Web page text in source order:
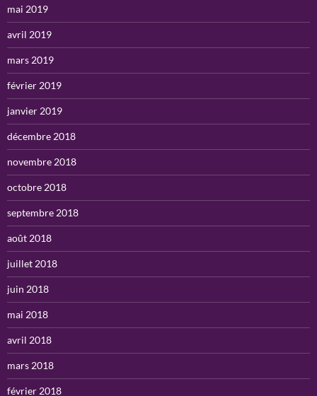
mai 2019
avril 2019
mars 2019
février 2019
janvier 2019
décembre 2018
novembre 2018
octobre 2018
septembre 2018
août 2018
juillet 2018
juin 2018
mai 2018
avril 2018
mars 2018
février 2018